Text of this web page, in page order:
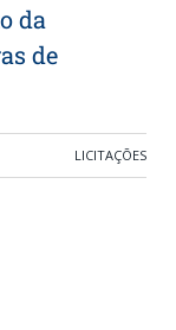
da
de
LICITAÇÕES